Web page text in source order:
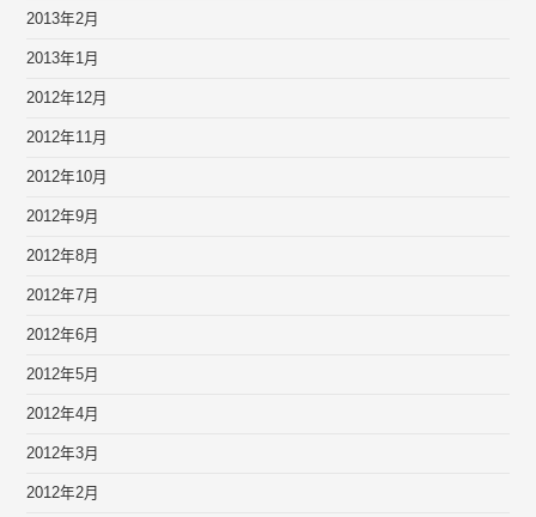
2013年2月
2013年1月
2012年12月
2012年11月
2012年10月
2012年9月
2012年8月
2012年7月
2012年6月
2012年5月
2012年4月
2012年3月
2012年2月